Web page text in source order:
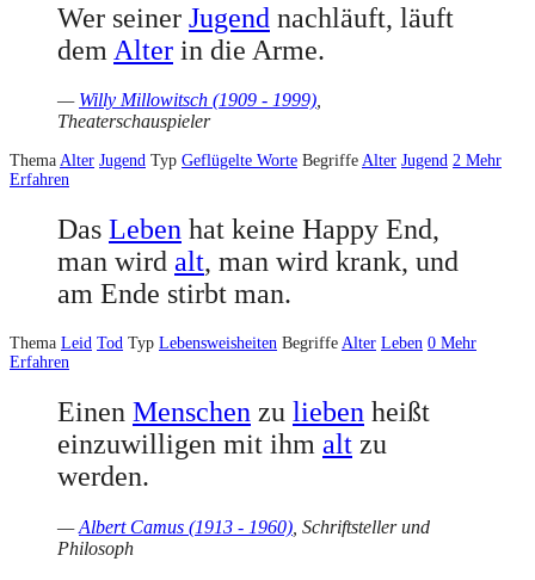
Wer seiner Jugend nachläuft, läuft
dem Alter in die Arme.
— Willy Millowitsch (1909 - 1999),
Theaterschauspieler
Thema Alter Jugend Typ Geflügelte Worte Begriffe Alter Jugend 2 Mehr
Erfahren
Das Leben hat keine Happy End,
man wird alt, man wird krank, und
am Ende stirbt man.
Thema Leid Tod Typ Lebensweisheiten Begriffe Alter Leben 0 Mehr
Erfahren
Einen Menschen zu lieben heißt
einzuwilligen mit ihm alt zu
werden.
—Albert Camus (1913 - 1960) , Schriftsteller und
Philosoph